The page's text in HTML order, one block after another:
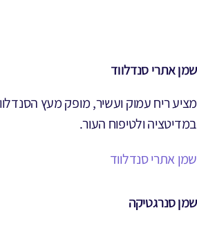
שמן אתרי סנדלווד
מציע ריח עמוק ועשיר, מופק מעץ
במדיטציה ולטיפוח העור.
שמן אתרי סנדלווד
שמן סנרגטיקה